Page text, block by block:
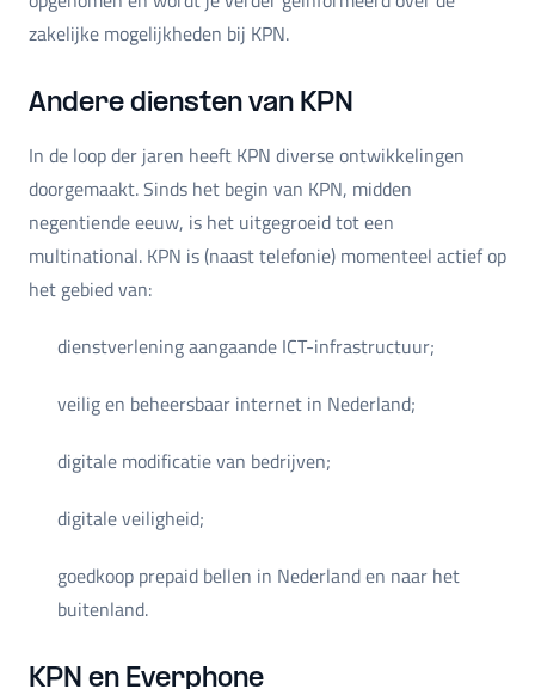
zakelijke mogelijkheden bij KPN.
Andere diensten van KPN
In de loop der jaren heeft KPN diverse ontwikkelingen
doorgemaakt. Sinds het begin van KPN, midden
negentiende eeuw, is het uitgegroeid tot een
multinational. KPN is (naast telefonie) momenteel actief op
het gebied van:
dienstverlening aangaande ICT-infrastructuur;
veilig en beheersbaar internet in Nederland;
digitale modificatie van bedrijven;
digitale veiligheid;
goedkoop prepaid bellen in Nederland en naar het
buitenland.
KPN en Everphone